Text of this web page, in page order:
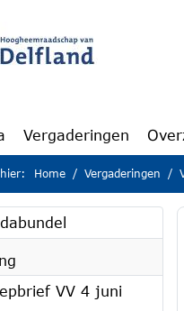
pagina
Vergaderingen
Home Vergaderingen
VV 4 juni